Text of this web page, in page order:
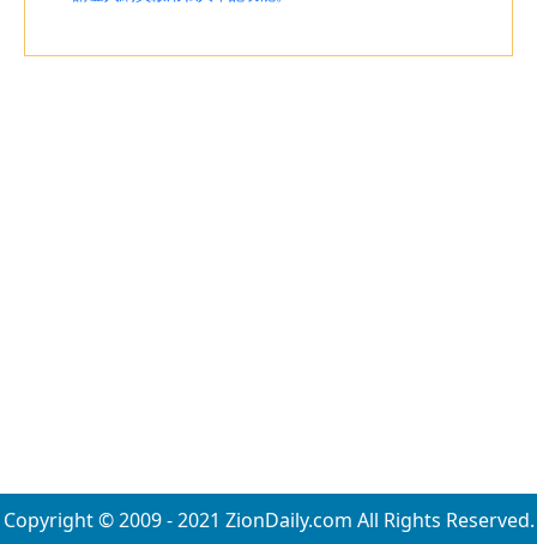
Copyright © 2009 - 2021 ZionDaily.com All Rights Reserved.